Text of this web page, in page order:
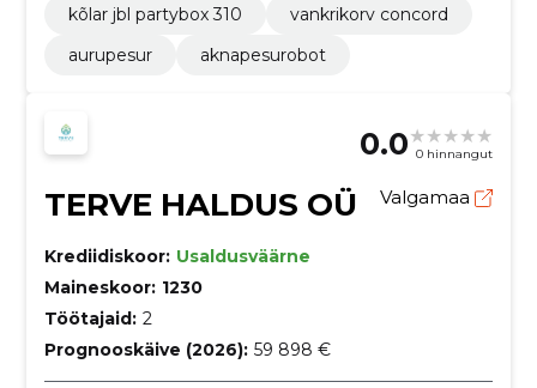
kõlar jbl partybox 310
vankrikorv concord
aurupesur
aknapesurobot
0.0 0 hinnangut
TERVE HALDUS OÜ Valgamaa
Krediidiskoor: Usaldusväärne
Maineskoor: 1230
Töötajaid: 2
Prognooskäive (2026): 59 898 €